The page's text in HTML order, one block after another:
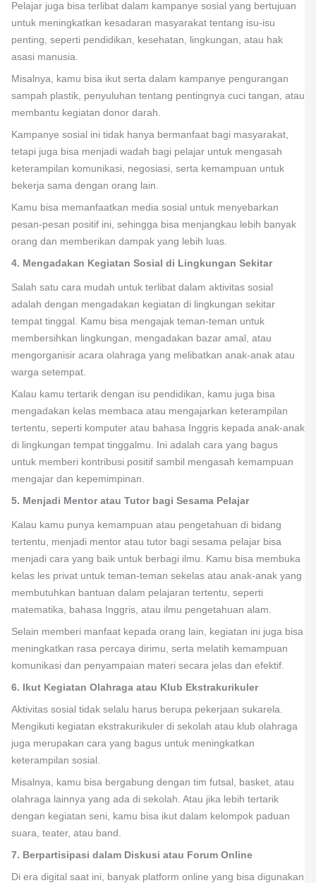
Pelajar juga bisa terlibat dalam kampanye sosial yang bertujuan
untuk meningkatkan kesadaran masyarakat tentang isu-isu
penting, seperti pendidikan, kesehatan, lingkungan, atau hak
asasi manusia.
Misalnya, kamu bisa ikut serta dalam kampanye pengurangan
sampah plastik, penyuluhan tentang pentingnya cuci tangan, atau
membantu kegiatan donor darah.
Kampanye sosial ini tidak hanya bermanfaat bagi masyarakat,
tetapi juga bisa menjadi wadah bagi pelajar untuk mengasah
keterampilan komunikasi, negosiasi, serta kemampuan untuk
bekerja sama dengan orang lain.
Kamu bisa memanfaatkan media sosial untuk menyebarkan
pesan-pesan positif ini, sehingga bisa menjangkau lebih banyak
orang dan memberikan dampak yang lebih luas.
4. Mengadakan Kegiatan Sosial di Lingkungan Sekitar
Salah satu cara mudah untuk terlibat dalam aktivitas sosial
adalah dengan mengadakan kegiatan di lingkungan sekitar
tempat tinggal. Kamu bisa mengajak teman-teman untuk
membersihkan lingkungan, mengadakan bazar amal, atau
mengorganisir acara olahraga yang melibatkan anak-anak atau
warga setempat.
Kalau kamu tertarik dengan isu pendidikan, kamu juga bisa
mengadakan kelas membaca atau mengajarkan keterampilan
tertentu, seperti komputer atau bahasa Inggris kepada anak-anak
di lingkungan tempat tinggalmu. Ini adalah cara yang bagus
untuk memberi kontribusi positif sambil mengasah kemampuan
mengajar dan kepemimpinan.
5. Menjadi Mentor atau Tutor bagi Sesama Pelajar
Kalau kamu punya kemampuan atau pengetahuan di bidang
tertentu, menjadi mentor atau tutor bagi sesama pelajar bisa
menjadi cara yang baik untuk berbagi ilmu. Kamu bisa membuka
kelas les privat untuk teman-teman sekelas atau anak-anak yang
membutuhkan bantuan dalam pelajaran tertentu, seperti
matematika, bahasa Inggris, atau ilmu pengetahuan alam.
Selain memberi manfaat kepada orang lain, kegiatan ini juga bisa
meningkatkan rasa percaya dirimu, serta melatih kemampuan
komunikasi dan penyampaian materi secara jelas dan efektif.
6. Ikut Kegiatan Olahraga atau Klub Ekstrakurikuler
Aktivitas sosial tidak selalu harus berupa pekerjaan sukarela.
Mengikuti kegiatan ekstrakurikuler di sekolah atau klub olahraga
juga merupakan cara yang bagus untuk meningkatkan
keterampilan sosial.
Misalnya, kamu bisa bergabung dengan tim futsal, basket, atau
olahraga lainnya yang ada di sekolah. Atau jika lebih tertarik
dengan kegiatan seni, kamu bisa ikut dalam kelompok paduan
suara, teater, atau band.
7. Berpartisipasi dalam Diskusi atau Forum Online
Di era digital saat ini, banyak platform online yang bisa digunakan